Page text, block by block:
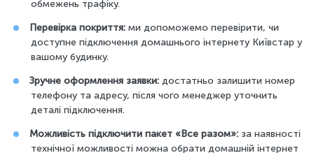
обмежень трафіку.
Перевірка покриття: ми допоможемо перевірити, чи
доступне підключення домашнього інтернету Київстар у
вашому будинку.
Зручне оформлення заявки: достатньо залишити номер
телефону та адресу, після чого менеджер уточнить
деталі підключення.
Можливість підключити пакет «Все разом»: за наявності
технічної можливості можна обрати домашній інтернет